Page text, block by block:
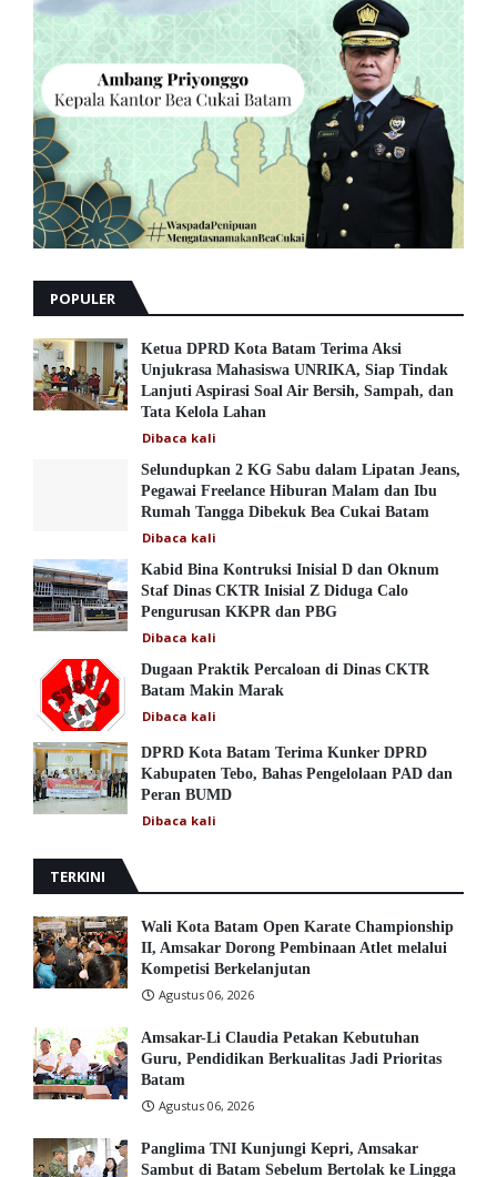
POPULER
Ketua DPRD Kota Batam Terima Aksi
Unjukrasa Mahasiswa UNRIKA, Siap Tindak
Lanjuti Aspirasi Soal Air Bersih, Sampah, dan
Tata Kelola Lahan
Dibaca kali
Selundupkan 2 KG Sabu dalam Lipatan Jeans,
Pegawai Freelance Hiburan Malam dan Ibu
Rumah Tangga Dibekuk Bea Cukai Batam
Dibaca kali
Kabid Bina Kontruksi Inisial D dan Oknum
Staf Dinas CKTR Inisial Z Diduga Calo
Pengurusan KKPR dan PBG
Dibaca kali
Dugaan Praktik Percaloan di Dinas CKTR
Batam Makin Marak
Dibaca kali
DPRD Kota Batam Terima Kunker DPRD
Kabupaten Tebo, Bahas Pengelolaan PAD dan
Peran BUMD
Dibaca kali
TERKINI
Wali Kota Batam Open Karate Championship
II, Amsakar Dorong Pembinaan Atlet melalui
Kompetisi Berkelanjutan
Agustus 06, 2026
Amsakar-Li Claudia Petakan Kebutuhan
Guru, Pendidikan Berkualitas Jadi Prioritas
Batam
Agustus 06, 2026
Panglima TNI Kunjungi Kepri, Amsakar
Sambut di Batam Sebelum Bertolak ke Lingga